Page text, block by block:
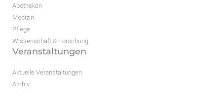
Apotheken
Medizin
Pflege
Wissenschaft & Forschung
Veranstaltungen
Aktuelle Veranstaltungen
Archiv